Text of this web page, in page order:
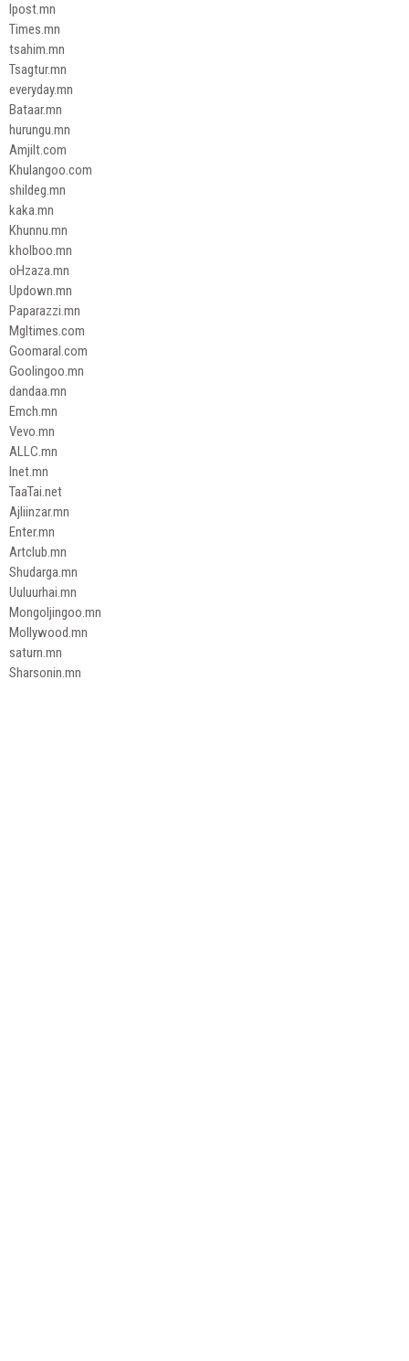
Ipost.mn
Times.mn
tsahim.mn
Tsagtur.mn
everyday.mn
Bataar.mn
hurungu.mn
Amjilt.com
Khulangoo.com
shildeg.mn
kaka.mn
Khunnu.mn
kholboo.mn
oHzaza.mn
Updown.mn
Paparazzi.mn
Mgltimes.com
Goomaral.com
Goolingoo.mn
dandaa.mn
Emch.mn
Vevo.mn
ALLC.mn
Inet.mn
TaaTai.net
Ajliinzar.mn
Enter.mn
Artclub.mn
Shudarga.mn
Uuluurhai.mn
Mongoljingoo.mn
Mollywood.mn
saturn.mn
Sharsonin.mn